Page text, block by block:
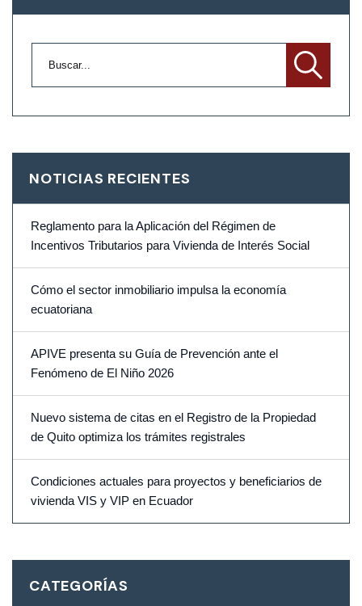
NOTICIAS RECIENTES
Reglamento para la Aplicación del Régimen de
Incentivos Tributarios para Vivienda de Interés Social
Cómo el sector inmobiliario impulsa la economía
ecuatoriana
APIVE presenta su Guía de Prevención ante el
Fenómeno de El Niño 2026
Nuevo sistema de citas en el Registro de la Propiedad
de Quito optimiza los trámites registrales
Condiciones actuales para proyectos y beneficiarios de
vivienda VIS y VIP en Ecuador
CATEGORÍAS